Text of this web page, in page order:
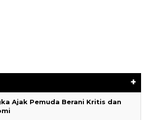
+
Ajak Pemuda Berani Kritis dan